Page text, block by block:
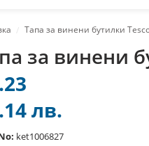
Тапа за винени бутилки
за винени
лв.
ket1006827